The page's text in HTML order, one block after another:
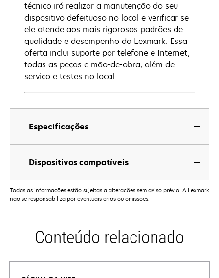
Especificações
Dispositivos compatíveis
técnico irá realizar a manutenção do seu
dispositivo defeituoso no local e verificar se
ele atende aos mais rigorosos padrões de
qualidade e desempenho da Lexmark. Essa
oferta inclui suporte por telefone e Internet,
todas as peças e mão-de-obra, além de
serviço e testes no local.
Todas as informações estão sujeitas a alterações sem aviso prévio. A Lexmark
não se responsabiliza por eventuais erros ou omissões.
Conteúdo relacionado